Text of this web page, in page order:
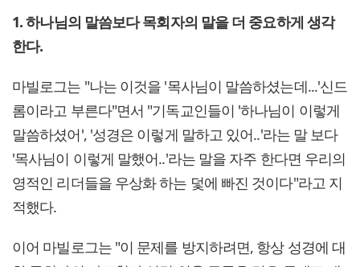
1. 하나님의 말씀보다 목회자의 말을 더 중요하게 생각
한다.
마빌로그는 "나는 이것을 '목사님이 말씀하셨는데...'신드
롬이라고 부른다"면서 "기독교인들이 '하나님이 이렇게
말씀하셨어', '성경은 이렇게 말하고 있어..'라는 말 보다
'목사님이 이렇게 말했어..'라는 말을 자주 한다면 우리의
영적인 리더들을 우상화 하는 덫에 빠진 것이다"라고 지
적했다.
이어 마빌로그는 "이 문제를 방지하려면, 항상 성경에 대